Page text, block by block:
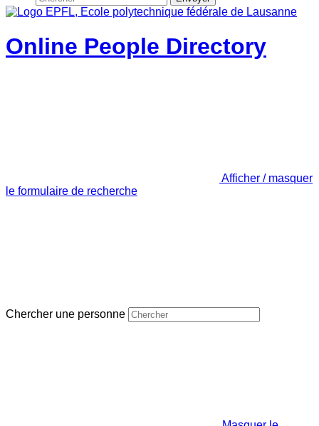
Online People Directory
Afficher / masquer
le formulaire de recherche
Chercher une personne